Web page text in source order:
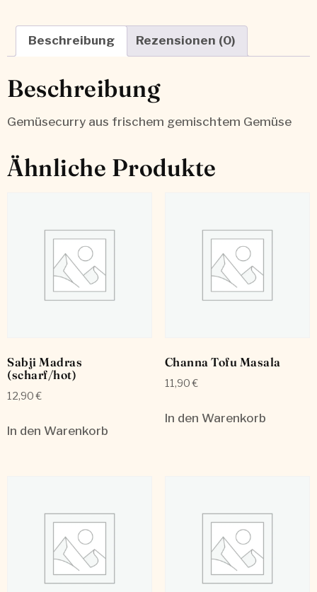
Beschreibung Rezensionen (0)
Beschreibung
Gemüsecurry aus frischem gemischtem Gemüse
Ähnliche Produkte
Sabji Madras
(scharf/hot)
12,90€
In den Warenkorb
Channa Tofu Masala
11,90€
In den Warenkorb